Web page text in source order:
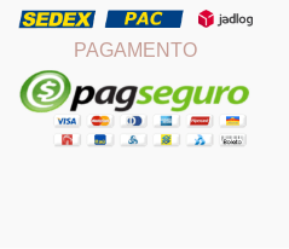
PAGAMENTO